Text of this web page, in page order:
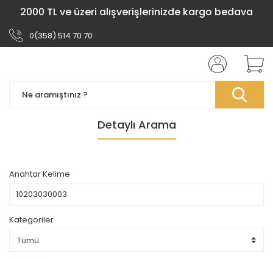
2000 TL ve üzeri alışverişlerinizde kargo bedava
0(358) 514 70 70
Detaylı Arama
Anahtar Kelime
Kategoriler